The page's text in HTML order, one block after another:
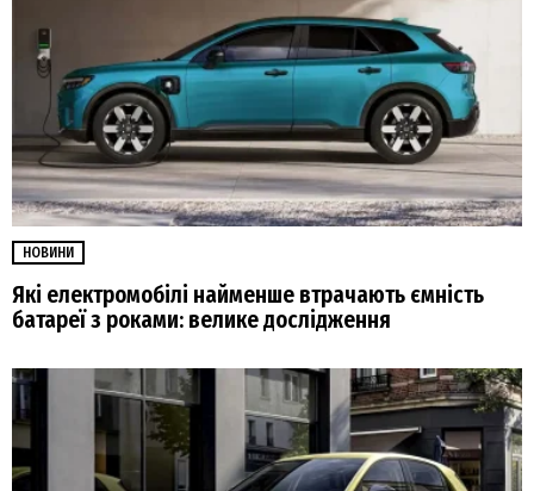
НОВИНИ
Які електромобілі найменше втрачають ємність
батареї з роками: велике дослідження